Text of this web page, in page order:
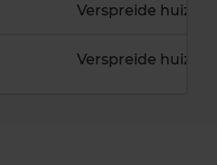
Verspreide huizen